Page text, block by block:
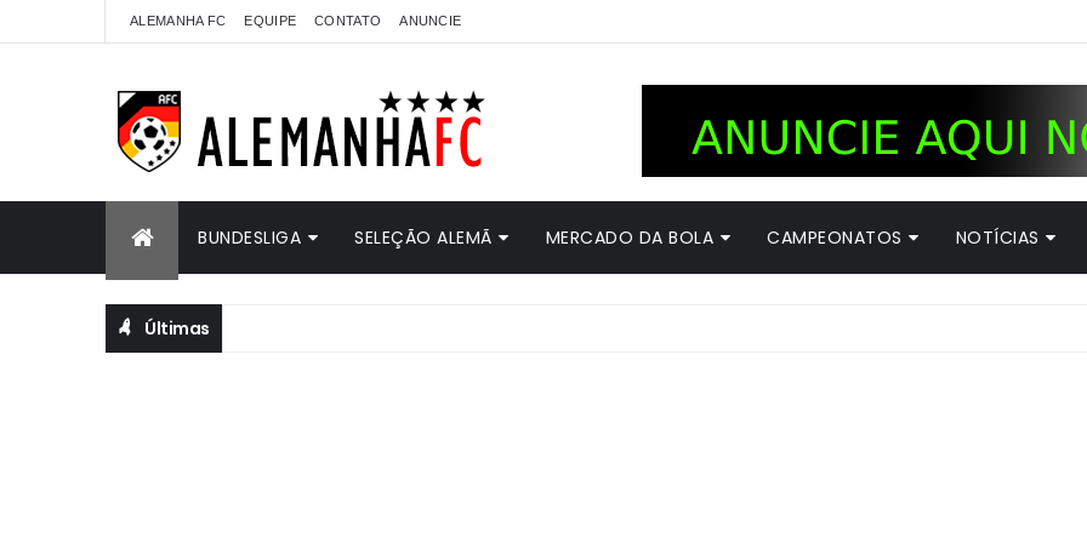
ALEMANHA FC EQUIPE CONTATO ANUNCIE
BUNDESLIGA SELEÇÃO ALEMÃ MERCADO DA BOLA CAMPEONATOS NOTÍCIAS
Últimas